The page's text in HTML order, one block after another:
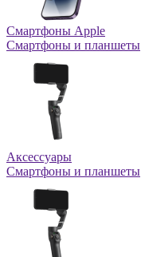
Смартфоны Apple
Смартфоны и планшеты
Аксессуары
Смартфоны и планшеты